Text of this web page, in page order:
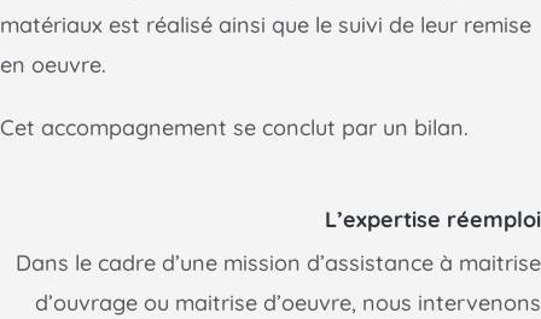
matériaux est réalisé ainsi que le suivi de leur remise
en oeuvre.
Cet accompagnement se conclut par un bilan.
L’expertise réemploi
Dans le cadre d’une mission d’assistance à maitrise
d’ouvrage ou maitrise d’oeuvre, nous intervenons